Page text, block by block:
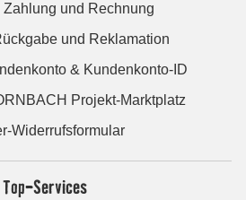
Zahlung und Rechnung
und Reklamation
& Kundenkonto-ID
Projekt-Marktplatz
Widerrufsformular
Top-Services